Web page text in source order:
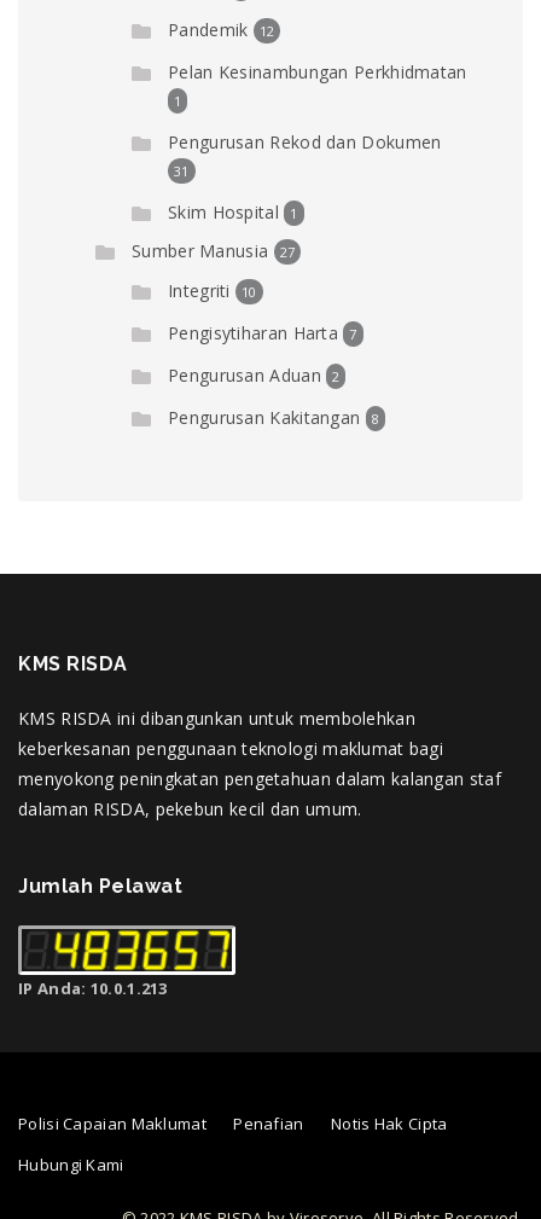
Pandemik 12
Pelan Kesinambungan Perkhidmatan
1
Pengurusan Rekod dan Dokumen
31
Skim Hospital 1
Sumber Manusia 27
Integriti 10
Pengisytiharan Harta 7
Pengurusan Aduan 2
Pengurusan Kakitangan 8
KMS RISDA
KMS RISDA ini dibangunkan untuk membolehkan
keberkesanan penggunaan teknologi maklumat bagi
menyokong peningkatan pengetahuan dalam kalangan staf
dalaman RISDA, pekebun kecil dan umum.
Jumlah Pelawat
IP Anda: 10.0.1.213
Polisi Capaian Maklumat Penafian
Notis Hak Cipta
Hubungi Kami